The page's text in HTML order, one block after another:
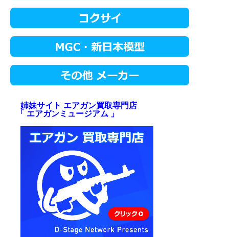
姉妹サイト エアガン買取専門店
「 エアガンミュージアム 」